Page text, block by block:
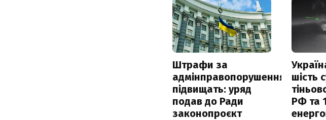
Штрафи за
адмінправопорушення
підвищать: уряд
подав до Ради
законопроєкт
шість
РФ та